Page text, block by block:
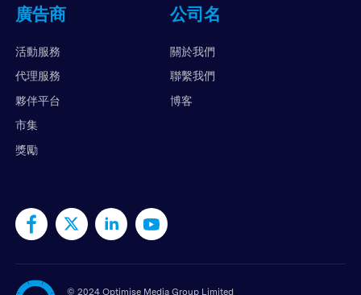
廣告商
活動服務
代理服務
夥伴平台
市集
獎勵
公司名
關於我們
聯繫我們
博客
© 2024 Optimise Media Group Limited